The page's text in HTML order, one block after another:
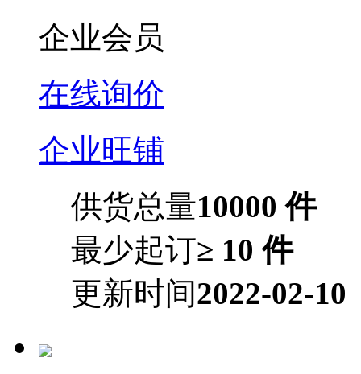
企业会员
在线询价
企业旺铺
供货总量10000 件
最少起订≥ 10 件
更新时间2022-02-10